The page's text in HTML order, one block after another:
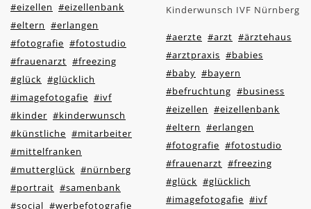
#eizellen #eizellenbank
#eltern #erlangen
#fotografie #fotostudio
#frauenarzt #freezing
#glück #glücklich
#imagefotogafie #ivf
#kinder #kinderwunsch
#künstliche #mitarbeiter
#mittelfranken
#mutterglück #nürnberg
#portrait #samenbank
#social #werbefotografie
Kinderwunsch IVF Nürnberg
#aerzte #arzt #ärztehaus
#arztpraxis #babies
#baby #bayern
#befruchtung #business
#eizellen #eizellenbank
#eltern #erlangen
#fotografie #fotostudio
#frauenarzt #freezing
#glück #glücklich
#imagefotogafie #ivf